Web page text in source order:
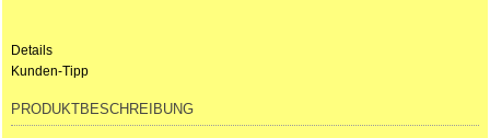
Details
Kunden-Tipp
PRODUKTBESCHREIBUNG